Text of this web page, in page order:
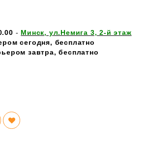
- Минск, ул.Немига 3, 2-й этаж
сегодня, бесплатно
завтра, бесплатно